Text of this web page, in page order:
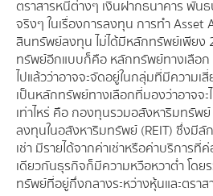
ตราสารหนี้ต่างๆ เงินฝากธนาคาร พัน
จริงๆ ในเรื่องการลงทุน การทำ
สินทรัพย์ลงทุน ไม่ได้มีหลักทรัพย์เพียง
ทรัพย์อีกแบบก็คือ หลักทรัพย์ทางเลือก
ไปแล้วว่าอาจจะจัดอยู่ในกลุ่มที่มีความเ
เป็นหลักทรัพย์ทางเลือกที่มองว่าอาจจ
เท่าไหร่ คือ กองทุนรวมอสังหาริมทรัพ
ลงทุนในอสังหาริมทรัพย์ (REIT) ซึ่งมี
เช่า มีรายได้จากค่าเช่าหรือค่าบริการ
เดียวกันธุรกิจก็มีความหวือหวาต่ำ โดย
ทรัพย์ที่อยู่กึ่งกลางระหว่างหุ้นและตราส